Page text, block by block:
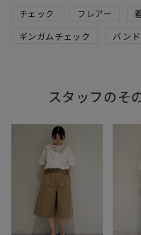
チェック
フレアー
ギンガムチェック
バン
スタッフのそ